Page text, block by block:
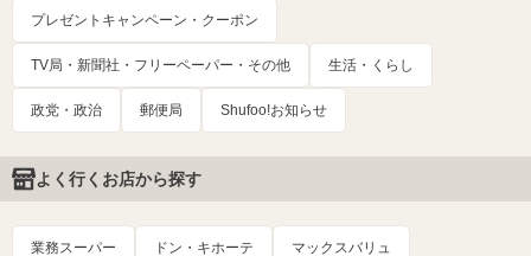
プレゼントキャンペーン・クーポン
TV局・新聞社・フリーペーパー・その他 生活・くらし
政党・政治 郵便局 Shufoo!お知らせ
よく行くお店から探す
業務スーパー ドン・キホーテ マックスバリュ